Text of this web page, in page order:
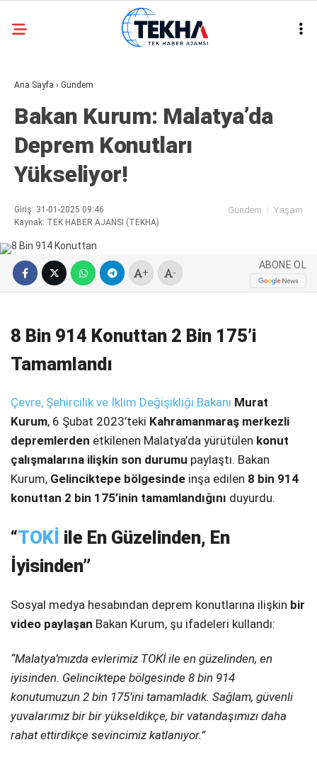
Facebook
Instagram
26.8
ASAYIŞ
GÜNDEM
GENEL
POLITIKA
SIYASET
DÜNYA
SPOR
SERVISLER
Ana Sayfa › Gündem
Bakan Kurum: Malatya’da
Deprem Konutları
Yükseliyor!
Giriş: 31-01-2025 09:46
Kaynak: TEK HABER AJANSI (TEKHA)
Gündem Yaşam
+ -
ABONE OL
8 Bin 914 Konuttan 2 Bin 175’i
Tamamlandı
Çevre, Şehircilik ve İklim Değişikliği Bakanı Murat
Kurum, 6 Şubat 2023’teki Kahramanmaraş merkezli
depremlerden etkilenen Malatya’da yürütülen konut
çalışmalarına ilişkin son durumu paylaştı. Bakan
Kurum, Gelinciktepe bölgesinde inşa edilen 8 bin 914
konuttan 2 bin 175’inin tamamlandığını duyurdu.
“TOKİ ile En Güzelinden, En
İyisinden”
Sosyal medya hesabından deprem konutlarına ilişkin bir
video paylaşan Bakan Kurum, şu ifadeleri kullandı:
“Malatya’mızda evlerimiz TOKİ ile en güzelinden, en
iyisinden. Gelinciktepe bölgesinde 8 bin 914
konutumuzun 2 bin 175’ini tamamladık. Sağlam, güvenli
yuvalarımız bir bir yükseldikçe, bir vatandaşımızı daha
rahat ettirdikçe sevincimiz katlanıyor.”